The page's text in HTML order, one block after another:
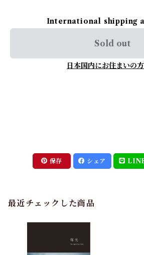
International shipping
Sold out
日本国内にお住まいの
保存 シェア
最近チェックした商品